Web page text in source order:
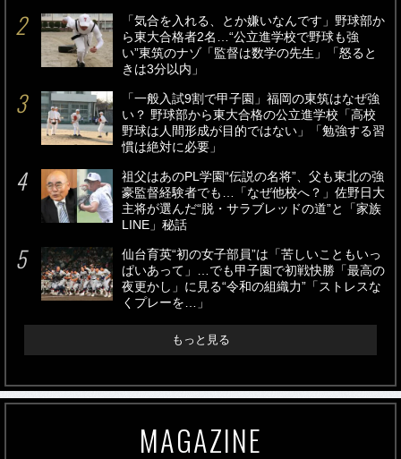
「気合を入れる、とか嫌いなんです」野球部か
ら東大合格者2名…“公立進学校で野球も強
い”東筑のナゾ「監督は数学の先生」「怒ると
きは3分以内」
「一般入試9割で甲子園」福岡の東筑はなぜ強
い？ 野球部から東大合格の公立進学校「高校
野球は人間形成が目的ではない」「勉強する習
慣は絶対に必要」
祖父はあのPL学園“伝説の名将”、父も東北の強
豪監督経験者でも…「なぜ他校へ？」佐野日大
主将が選んだ“脱・サラブレッドの道”と「家族
LINE」秘話
仙台育英“初の女子部員”は「苦しいこともいっ
ぱいあって」…でも甲子園で初戦快勝「最高の
夜更かし」に見る“令和の組織力”「ストレスな
くプレーを…」
もっと見る
MAGAZINE